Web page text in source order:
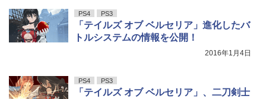
PS4 PS3
「テイルズ オブ ベルセリア」進化したバ
トルシステムの情報を公開！
2016年1月4日
PS4 PS3
「テイルズ オブ ベルセリア」、二刀剣士